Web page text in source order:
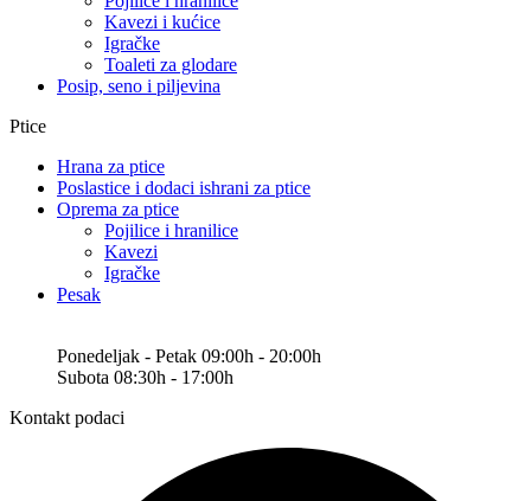
Kavezi i kućice
Igračke
Toaleti za glodare
Posip, seno i piljevina
Ptice
Hrana za ptice
Poslastice i dodaci ishrani za ptice
Oprema za ptice
Pojilice i hranilice
Kavezi
Igračke
Pesak
Ponedeljak - Petak 09:00h - 20:00h
Subota 08:30h - 17:00h
Kontakt podaci